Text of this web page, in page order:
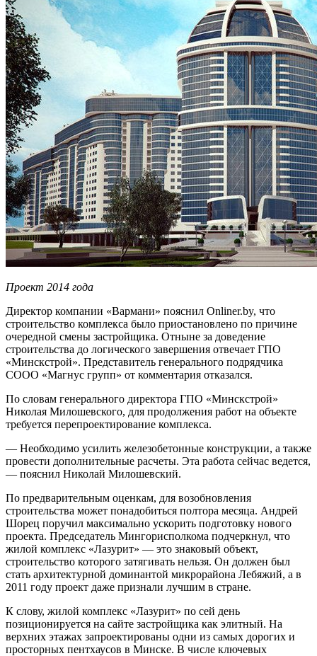
Проект 2014 года
Директор компании «Вармани» пояснил Onliner.by, что
строительство комплекса было приостановлено по причине
очередной смены застройщика. Отныне за доведение
строительства до логического завершения отвечает ГПО
«Минскстрой». Представитель генерального подрядчика
CООО «Магнус групп» от комментария отказался.
По словам генерального директора ГПО «Минскстрой»
Николая Милошевского, для продолжения работ на объекте
требуется перепроектирование комплекса.
— Необходимо усилить железобетонные конструкции, а также
провести дополнительные расчеты. Эта работа сейчас ведется,
— пояснил Николай Милошевский.
По предварительным оценкам, для возобновления
строительства может понадобиться полтора месяца. Андрей
Шорец поручил максимально ускорить подготовку нового
проекта. Председатель Мингорисполкома подчеркнул, что
жилой комплекс «Лазурит» — это знаковый объект,
строительство которого затягивать нельзя. Он должен был
стать архитектурной доминантой микрорайона Лебяжий, а в
2011 году проект даже признали лучшим в стране.
К слову, жилой комплекс «Лазурит» по сей день
позиционируется на сайте застройщика как элитный. На
верхних этажах запроектированы одни из самых дорогих и
просторных пентхаусов в Минске. В числе ключевых